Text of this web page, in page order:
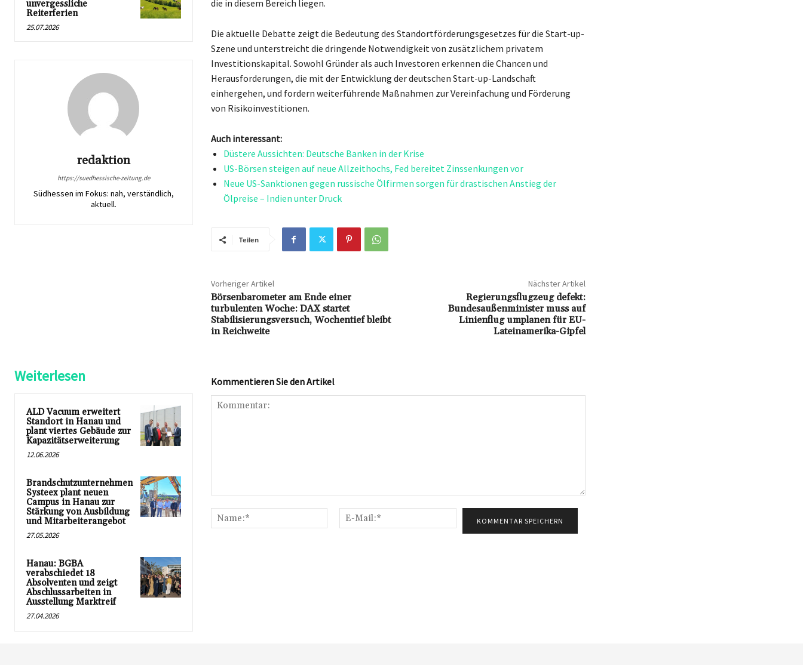
unvergessliche
Reiterferien
25.07.2026
redaktion
https://suedhessische-zeitung.de
Südhessen im Fokus: nah, verständlich,
aktuell.
die in diesem Bereich liegen.
Die aktuelle Debatte zeigt die Bedeutung des Standortförderungsgesetzes für die Start-up-
Szene und unterstreicht die dringende Notwendigkeit von zusätzlichem privatem
Investitionskapital. Sowohl Gründer als auch Investoren erkennen die Chancen und
Herausforderungen, die mit der Entwicklung der deutschen Start-up-Landschaft
einhergehen, und fordern weiterführende Maßnahmen zur Vereinfachung und Förderung
von Risikoinvestitionen.
Auch interessant:
Düstere Aussichten: Deutsche Banken in der Krise
US-Börsen steigen auf neue Allzeithochs, Fed bereitet Zinssenkungen vor
Neue US-Sanktionen gegen russische Ölfirmen sorgen für drastischen Anstieg der
Ölpreise – Indien unter Druck
Teilen
Vorheriger Artikel
Börsenbarometer am Ende einer
turbulenten Woche: DAX startet
Stabilisierungsversuch, Wochentief bleibt
in Reichweite
Nächster Artikel
Regierungsflugzeug defekt:
Bundesaußenminister muss auf
Linienflug umplanen für EU-
Lateinamerika-Gipfel
Weiterlesen
ALD Vacuum erweitert
Standort in Hanau und
plant viertes Gebäude zur
Kapazitätserweiterung
12.06.2026
Brandschutzunternehmen
Systeex plant neuen
Campus in Hanau zur
Stärkung von Ausbildung
und Mitarbeiterangebot
27.05.2026
Hanau: BGBA
verabschiedet 18
Absolventen und zeigt
Abschlussarbeiten in
Ausstellung Marktreif
27.04.2026
Kommentieren Sie den Artikel
Name:*
Mail:*